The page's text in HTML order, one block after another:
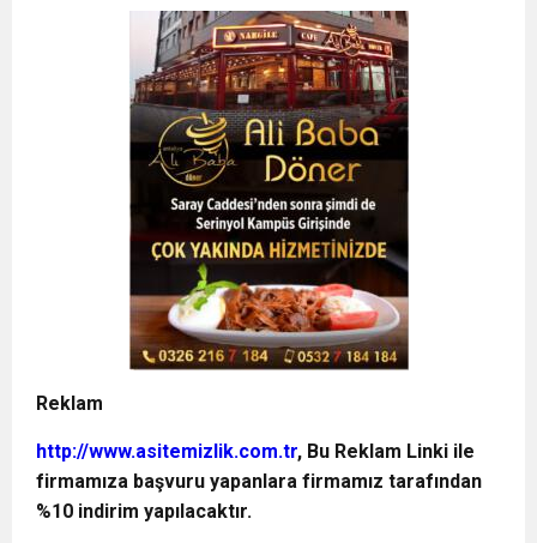
Reklam
http://www.asitemizlik.com.tr, Bu Reklam Linki ile
firmamıza başvuru yapanlara firmamız tarafından
%10 indirim yapılacaktır.